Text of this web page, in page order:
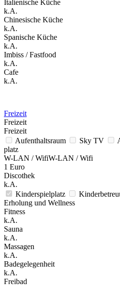
Italienische Küche
k.A.
Chinesische Küche
k.A.
Spanische Küche
k.A.
Imbiss / Fastfood
k.A.
Cafe
k.A.
Freizeit
Freizeit
Freizeit
Aufenthaltsraum
Sky TV
platz
W-LAN / WifiW-LAN / Wifi
1 Euro
Discothek
k.A.
Kinderspielplatz
Erholung und Wellness
Fitness
k.A.
Sauna
k.A.
Massagen
k.A.
Badegelegenheit
k.A.
Freibad